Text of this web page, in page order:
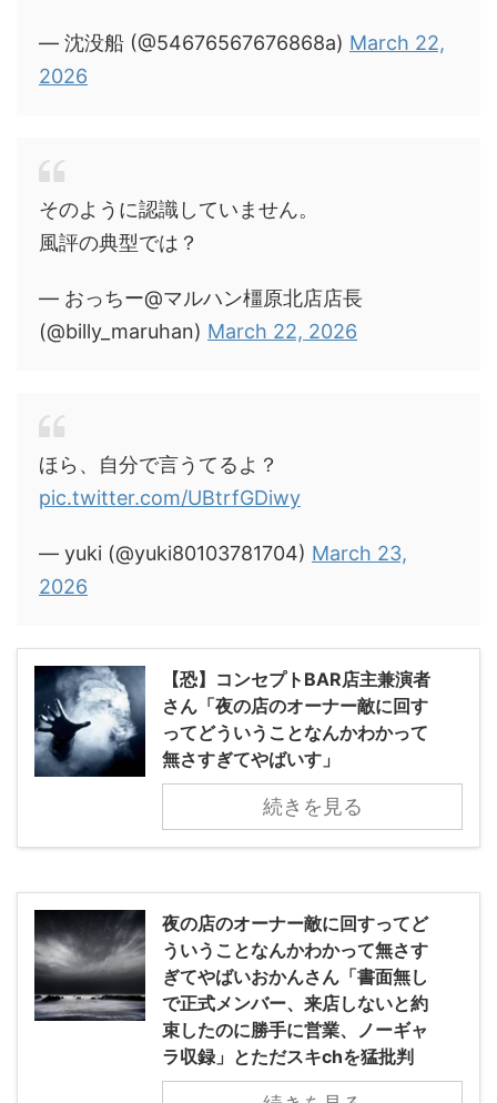
— 沈没船 (@54676567676868a) March 22,
2026
そのように認識していません。
風評の典型では？
— おっちー@マルハン橿原北店店長
(@billy_maruhan) March 22, 2026
ほら、自分で言うてるよ？
pic.twitter.com/UBtrfGDiwy
— yuki (@yuki80103781704) March 23,
2026
【恐】コンセプトBAR店主兼演者
さん「夜の店のオーナー敵に回す
ってどういうことなんかわかって
無さすぎてやばいす」
続きを見る
夜の店のオーナー敵に回すってど
ういうことなんかわかって無さす
ぎてやばいおかんさん「書面無し
で正式メンバー、来店しないと約
束したのに勝手に営業、ノーギャ
ラ収録」とただスキchを猛批判